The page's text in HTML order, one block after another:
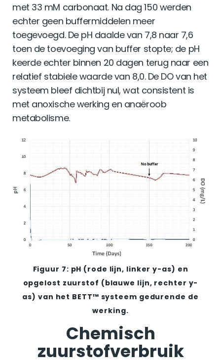
met 33 mM carbonaat. Na dag 150 werden
echter geen buffermiddelen meer
toegevoegd. De pH daalde van 7,8 naar 7,6
toen de toevoeging van buffer stopte; de pH
keerde echter binnen 20 dagen terug naar een
relatief stabiele waarde van 8,0. De DO van het
systeem bleef dichtbij nul, wat consistent is
met anoxische werking en anaëroob
metabolisme.
Figuur 7: pH (rode lijn, linker y-as) en
opgelost zuurstof (blauwe lijn, rechter y-
as) van het BETT™ systeem gedurende de
werking.
Chemisch
zuurstofverbruik